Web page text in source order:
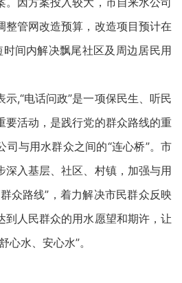
整管网改造预算，改造项目预计在
间内解决飘尾社区及周边居民用
,“电话问政”是一项保民生、听民
要活动，是践行党的群众路线的重
司与用水群众之间的“连心桥”。市
深入基层、社区、村镇，加强与用
众路线”，着力解决市民群众反映
到人民群众的用水愿望和期许，让
心水、安心水”。